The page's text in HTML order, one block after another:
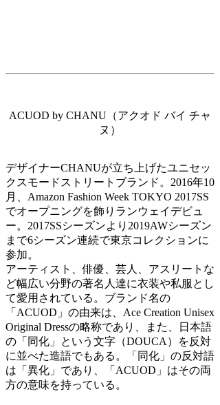
ACUOD by CHANU（アクオド バイ チャ
ヌ）
デザイナーCHANUが立ち上げたユニセッ
クスモードストリートブランド。2016年10
月、Amazon Fashion Week TOKYO 2017SS
でオープニングを飾りランウェイデビュ
ー。2017SSシーズンより2019AWシーズン
まで6シーズン連続で東京コレクションに
参加。
アーティスト、俳優、芸人、アスリートな
ど幅広い分野の著名人達に衣装や私服とし
て愛用されている。ブランド名の
「ACUOD」の由来は、Ace Creation Unisex
Original Dressの略称であり、また、日本語
の「同化」という文字（DOUCA）を反対
に並べた造語でもある。「同化」の反対語
は「異化」であり、「ACUOD」はその両
方の意味を持っている。